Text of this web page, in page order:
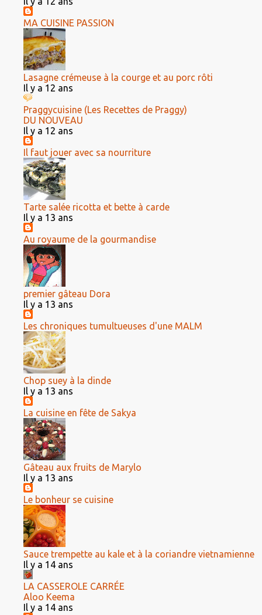
MA CUISINE PASSION
Lasagne crémeuse à la courge et au porc rôti
Il y a 12 ans
Praggycuisine (Les Recettes de Praggy)
DU NOUVEAU
Il y a 12 ans
Il faut jouer avec sa nourriture
Tarte salée ricotta et bette à carde
Il y a 13 ans
Au royaume de la gourmandise
premier gâteau Dora
Il y a 13 ans
Les chroniques tumultueuses d'une MALM
Chop suey à la dinde
Il y a 13 ans
La cuisine en fête de Sakya
Gâteau aux fruits de Marylo
Il y a 13 ans
Le bonheur se cuisine
Sauce trempette au kale et à la coriandre vietnamienne
Il y a 14 ans
LA CASSEROLE CARRÉE
Aloo Keema
Il y a 14 ans